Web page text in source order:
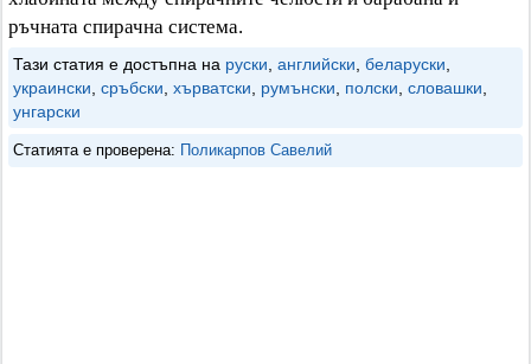
ръчната спирачна система.
Тази статия е достъпна на руски английски беларуски
украински сръбски хърватски румънски полски словашки
унгарски
Статията е проверена: Поликарпов Савелий